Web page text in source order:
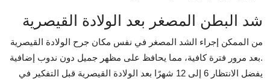
شد البطن المصغر بعد الولادة القيصرية
من الممكن إجراء الشد المصغر في نفس مكان جرح الولادة القيصرية
بعد مرور فترة كافية، مما يحافظ على مظهر جميل دون ندوب إضافية.
يفضل الانتظار 6 إلى 12 شهرًا بعد الولادة القيصرية قبل التفكير في